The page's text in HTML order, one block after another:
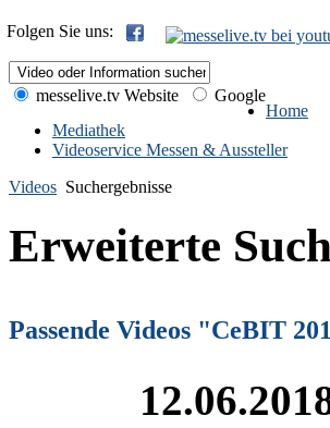
Folgen Sie uns:
messelive.tv Website
Google
Home
Mediathek
Videoservice Messen & Aussteller
Videos Suchergebnisse
Erweiterte
Passende Videos "CeBIT